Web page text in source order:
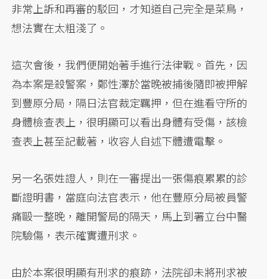
非常上訴和再審的駁回，才知道自己完全是菜鳥，
想法實在太粗淺了。
這次會後，我們便開始著手進行法律戰。首先，因
為本案是殺警案，鄭性澤於當晚被捕後隨即被押解
到豐原分局，隔日法官裁定羈押，但在進看守所的
身體檢查表上，很明顯可以看出身體有受傷，該檢
查表上甚至記載著，收容人自述下體遭電擊。
另一名張姓證人，則在一審提出一張傷痕累累的診
斷證明書，當庭向法官表示，他在豐原分局被員警
痛毆一整晚，離開警局的隔天，馬上到署立台中醫
院驗傷，表示確實遭刑求。
由於本案很明顯有刑求的痕跡，法院卻未將刑求被